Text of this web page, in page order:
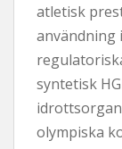
atletisk
användning
syntetisk
olympiska